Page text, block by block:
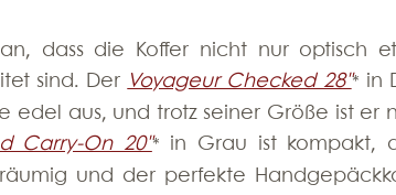
dass die Koffer nicht nur optisch
sind. Der Voyageur Checked 28"* in
edel aus, und trotz seiner Größe ist er
Carry-On 20"*
in Grau ist kompakt,
und der perfekte